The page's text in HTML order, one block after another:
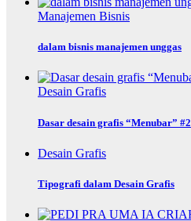
Manajemen Bisnis
dalam bisnis manajemen unggas
Desain Grafis
Dasar desain grafis “Menubar” #2
Desain Grafis
Tipografi dalam Desain Grafis